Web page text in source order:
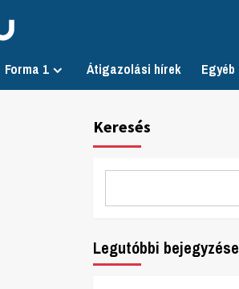
Forma 1 Átigazolási hírek Egyéb
Keresés
Legutóbbi